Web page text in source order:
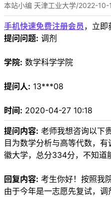
本站小编 天津工业大学/2022-10-
手机快速免费注册会员 ，立即
提问问题: 调剂
学院: 数学科学学院
提问人: 13***08
时间: 2020-04-27 10:18
提问内容: 老师我想咨询以下
目为数学分析与高等代数，
徽大学，总分334分，不知道
回复内容: 考生你好！按照我
由于今年是一志愿先复试，